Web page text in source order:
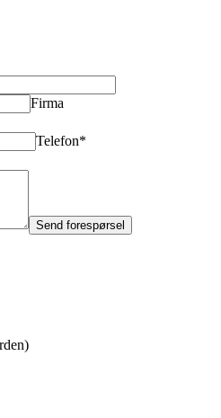
Firma
Telefon*
Send forespørsel